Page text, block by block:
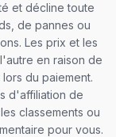
et décline toute
de pannes ou
Les prix et les
en raison de
du paiement.
d'affiliation de
classements ou
pour vous.